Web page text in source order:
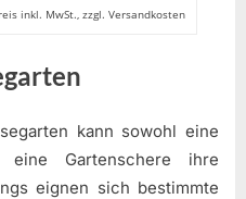
inkl. MwSt., zzgl. Versandkosten
kann sowohl eine
eine Gartenschere ihre
eignen sich bestimmte